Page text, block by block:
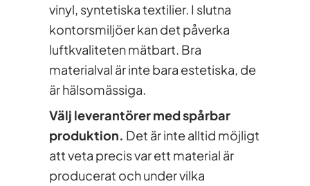
vinyl, syntetiska textilier. I slutna
kontorsmiljöer kan det påverka
luftkvaliteten mätbart. Bra
materialval är inte bara estetiska, de
är hälsomässiga.
Välj leverantörer med spårbar
produktion. Det är inte alltid möjligt
att veta precis var ett material är
producerat och under vilka